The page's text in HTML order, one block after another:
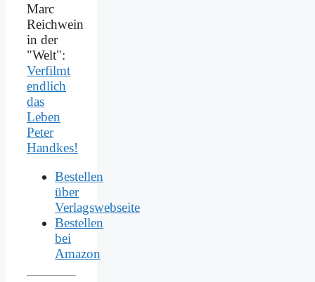
Marc
Reichwein
in der
"Welt":
Verfilmt
endlich
das
Leben
Peter
Handkes!
Bestellen
über
Verlagswebseite
Bestellen
bei
Amazon